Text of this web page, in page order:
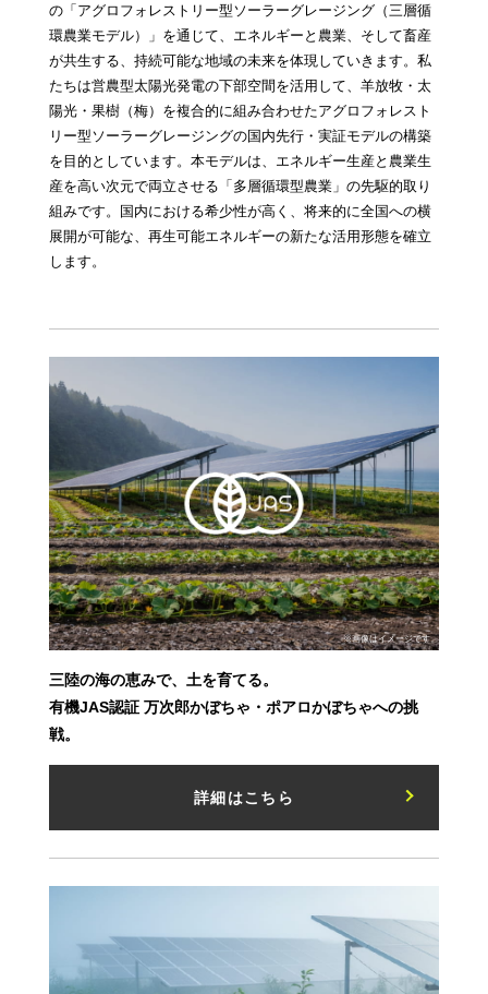
の「アグロフォレストリー型ソーラーグレージング（三層循
環農業モデル）」を通じて、エネルギーと農業、そして畜産
が共生する、持続可能な地域の未来を体現していきます。私
たちは営農型太陽光発電の下部空間を活用して、羊放牧・太
陽光・果樹（梅）を複合的に組み合わせたアグロフォレスト
リー型ソーラーグレージングの国内先行・実証モデルの構築
を目的としています。本モデルは、エネルギー生産と農業生
産を高い次元で両立させる「多層循環型農業」の先駆的取り
組みです。国内における希少性が高く、将来的に全国への横
展開が可能な、再生可能エネルギーの新たな活用形態を確立
します。
※画像はイメージです。
三陸の海の恵みで、土を育てる。
有機JAS認証 万次郎かぼちゃ・ポアロかぼちゃへの挑
戦。
詳細はこちら